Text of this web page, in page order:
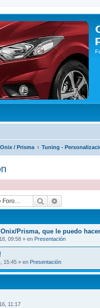
/ Prisma Tuning -
Buscar
Prisma, que le puedo
09:58 » en Presentación
15:45 » en Presentación
11:17